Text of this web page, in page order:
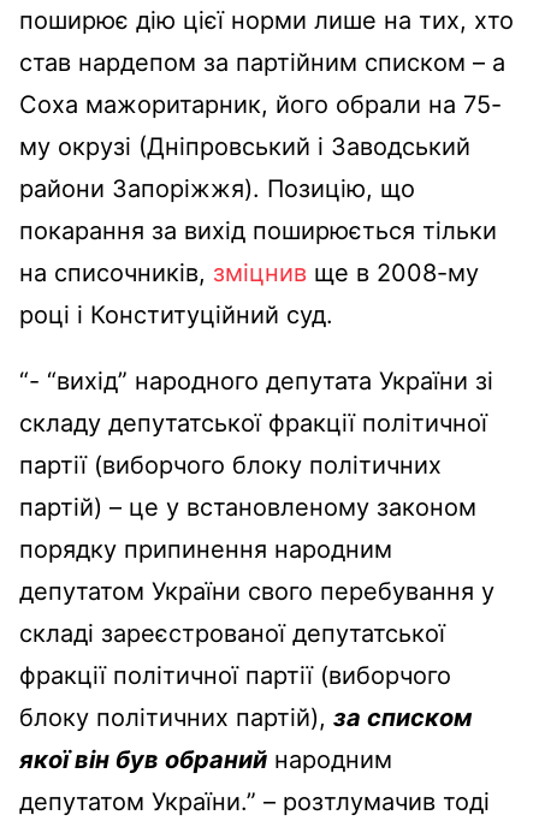
поширює дію цієї норми лише на тих, хто
став нардепом за партійним списком – а
Соха мажоритарник, його обрали на 75-
му окрузі (Дніпровський і Заводський
райони Запоріжжя). Позицію, що
покарання за вихід поширюється тільки
на списочників, зміцнив ще в 2008-му
році і Конституційний суд.
“- “вихід” народного депутата України зі
складу депутатської фракції політичної
партії (виборчого блоку політичних
партій) – це у встановленому законом
порядку припинення народним
депутатом України свого перебування у
складі зареєстрованої депутатської
фракції політичної партії (виборчого
блоку політичних партій), за списком
якої він був обраний народним
депутатом України.” – розтлумачив тоді